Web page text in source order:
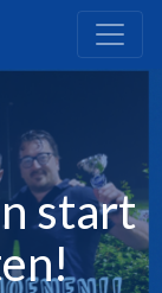
start